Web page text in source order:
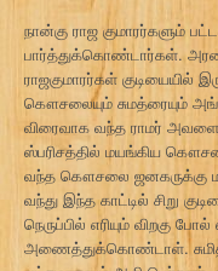
நான்கு ராஜ குமாரர்களும்
பார்த்துக்கொண்டார்கள்.
ராஜகுமாரர்கள் குடியையில்
கௌசலையும் சுமத்ரையும்
விரைவாக வந்த ராமர் அவளை
ஸ்பரிசத்தில் மயங்கிய
வந்த கௌசலை ஜனகருக்கு
வந்து இந்த காட்டில் சிறு
நெருப்பில் எரியும் விறகு
அணைத்துக்கொண்டாள்.